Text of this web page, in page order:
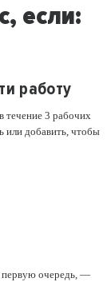
если:
работу
течение 3 рабочих
или добавить, чтобы
первую очередь, —